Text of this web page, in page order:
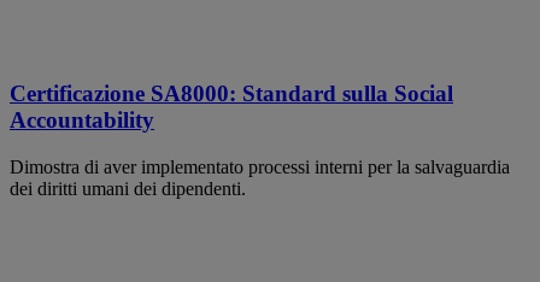
Certificazione SA8000: Standard sulla Social
Accountability
Dimostra di aver implementato processi interni per la salvaguardia
dei diritti umani dei dipendenti.